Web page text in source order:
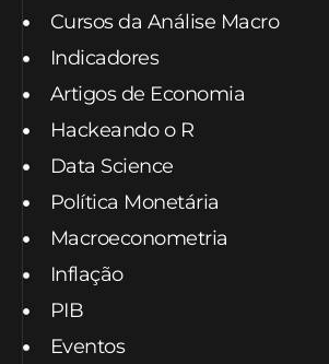
Cursos da Análise Macro
Indicadores
Artigos de Economia
Hackeando o R
Data Science
Política Monetária
Macroeconometria
Inflação
PIB
Eventos